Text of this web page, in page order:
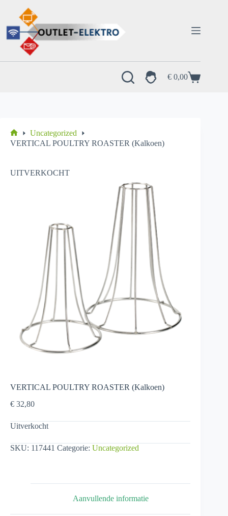
inhoud
Winkelwagen
€ 0,00
Home
Uncategorized
VERTICAL POULTRY ROASTER (Kalkoen)
UITVERKOCHT
VERTICAL POULTRY ROASTER (Kalkoen)
€ 32,80
Uitverkocht
SKU: 117441 Categorie: Uncategorized
Aanvullende informatie